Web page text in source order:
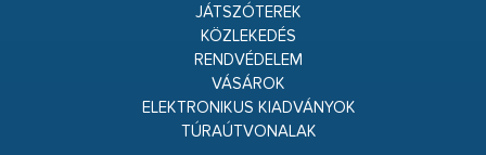
JÁTSZÓTEREK
KÖZLEKEDÉS
RENDVÉDELEM
VÁSÁROK
ELEKTRONIKUS KIADVÁNYOK
TÚRAÚTVONALAK